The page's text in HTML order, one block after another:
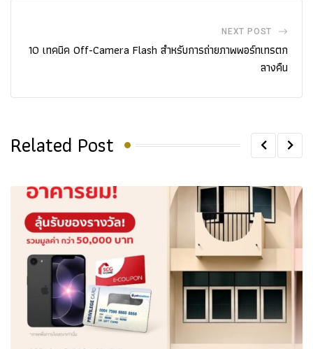
NEXT POST
10 เทคนิค Off-Camera Flash สำหรับการถ่ายภาพพอร์ทเทรตก
ลางคืน
Related Post